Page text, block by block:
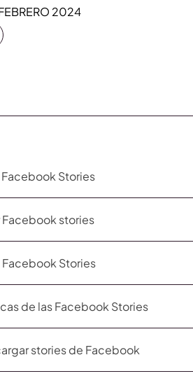
2024
Facebook Stories
stories
Stories
de las Facebook Stories
stories de Facebook